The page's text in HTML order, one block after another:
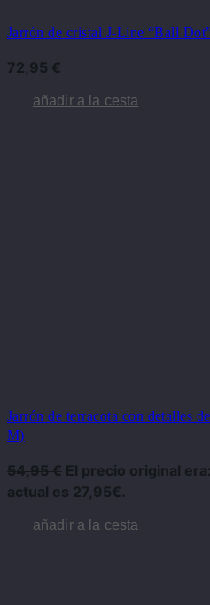
Jarrón de cristal J-Line “Ball
72,95 €
añadir a la cesta
Jarrón de terracota con detalles
M)
54,95€ El precio original
actual es 27,95€.
añadir a la cesta